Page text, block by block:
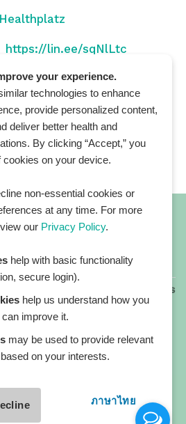
https://lin.ee/sqNlLtc
All blog posts
reserved. HEALTHPLATZ™ is
of Adbrandture Co., Ltd.
content, and products are for
only. Healthplatz does not
diagnosis, or treatment.
your experience.
technologies to enhance
provide personalized content,
deliver better health and
By clicking “Accept,” you
cookies on your device.
non-essential cookies or
at any time. For more
our Privacy Policy.
help with basic functionality
secure login).
help us understand how you
improve it.
may be used to provide relevant
on your interests.
ภาษาไทย